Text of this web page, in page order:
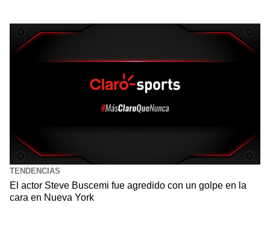
TENDENCIAS
El actor Steve Buscemi fue agredido con un golpe en la
cara en Nueva York